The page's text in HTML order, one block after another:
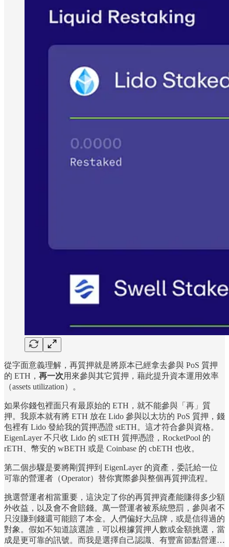
從字面意義理解，再質押就是將原本已經拿去參與 PoS 質押
的 ETH， 再一次用來參與其它質押，藉此提升資本運用效率
（assets utilization）。
如果你錢包裡面只有最原始的 ETH，就不能參與「再」質
押。我原本就有將 ETH 放在 Lido 參與以太坊的 PoS 質押，錢
包裡有 Lido 發給我的質押憑證 stETH。這才符合參與資格。
EigenLayer 不只收 Lido 的 stETH 質押憑證，RocketPool 的
rETH、幣安的 wBETH 或是 Coinbase 的 cbETH 也收。
第二個步驟是要將剛質押到 EigenLayer 的資產，委託給一位
可靠的營運者（Operator）替你實際參與整個再質押流程。
挑選營運者相當重要，這決定了你的再質押資產能賺得多少額
外收益，以及會不會賠錢。萬一營運者被系統懲罰，參與者不
只沒賺到錢還可能賠了本金。人們偏好大品牌，或是信得過的
對象。假如不知道該選誰，可以根據質押人數或金額挑選，當
成是更可靠的訊號。而我是選擇自己認識、有豐富節點營運…